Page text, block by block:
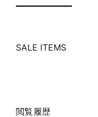
SALE ITEMS
閲覧履歴